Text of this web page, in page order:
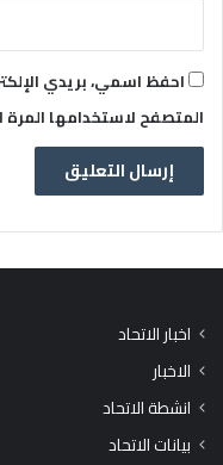
احفظ اسمي، بريدي
المتصفح لاستخدامها
اخبار الاتحاد
الاخبار
انشطة الاتحاد
بيانات الاتحاد